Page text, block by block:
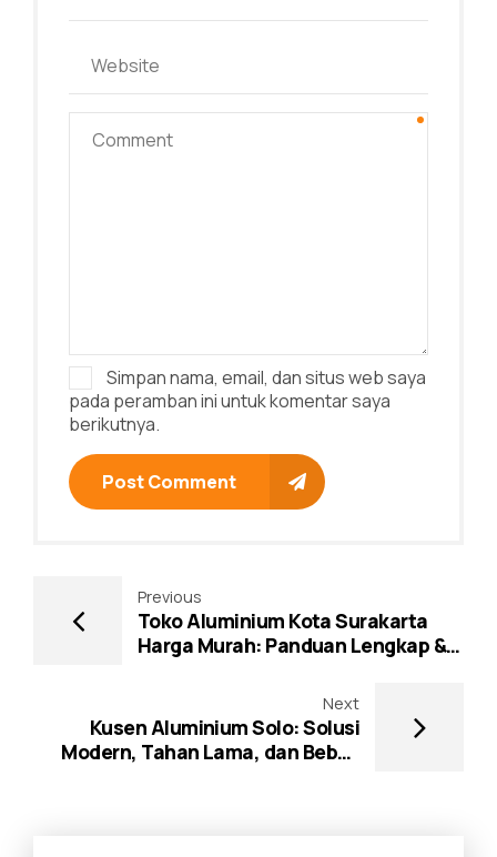
Simpan nama, email, dan situs web saya
pada peramban ini untuk komentar saya
berikutnya.
Post Comment
Previous
Toko Aluminium Kota Surakarta
Harga Murah: Panduan Lengkap &
Next
Kusen Aluminium Solo: Solusi
Modern, Tahan Lama, dan Bebas